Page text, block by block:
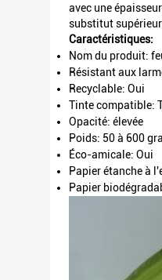
avec une
substitut
Caractéristiques:
Nom du produit:
Résistant aux
Recyclable: Oui
Tinte compatible:
Opacité: élevée
Poids: 50 à 600
Éco-amicale: Oui
Papier étanche à
Papier